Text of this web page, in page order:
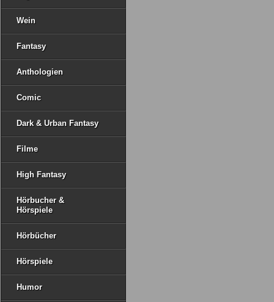
Wein
Fantasy
Anthologien
Comic
Dark & Urban Fantasy
Filme
High Fantasy
Hörbucher &
Hörspiele
Hörbücher
Hörspiele
Humor